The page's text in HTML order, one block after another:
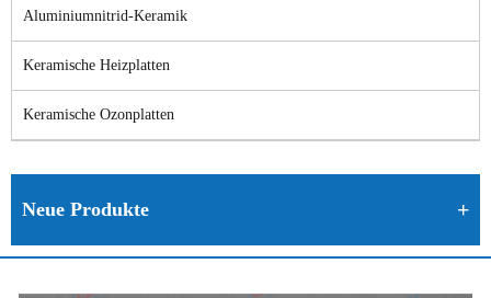
Aluminiumnitrid-Keramik
Keramische Heizplatten
Keramische Ozonplatten
Neue Produkte